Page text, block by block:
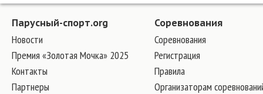
Парусный-спорт.org
Новости
Премия «Золотая Мочка» 2025
Контакты
Партнеры
Соревнования
Соревнования
Регистрация
Правила
Организаторам